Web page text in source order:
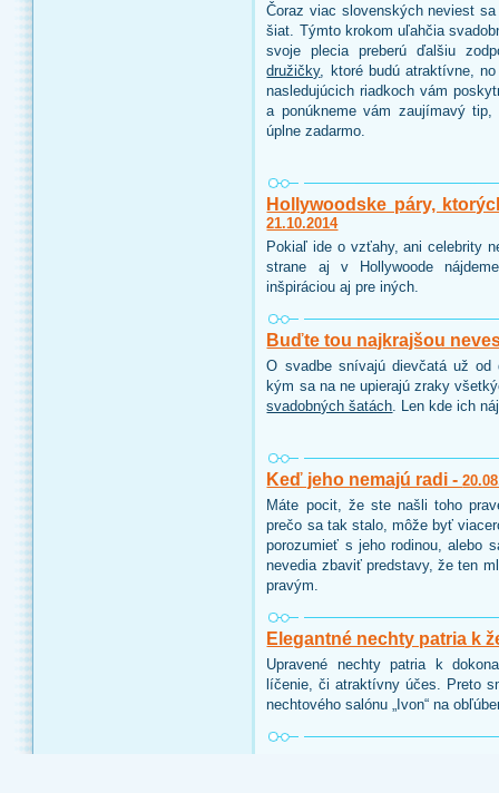
Čoraz viac slovenských neviest
šiat. Týmto krokom uľahčia
svoje plecia preberú ďalšiu
družičky, ktoré budú atraktívne,
nasledujúcich riadkoch vám
a ponúkneme vám zaujímavý
úplne zadarmo.
Hollywoodske páry,
21.10.2014
Pokiaľ ide o vzťahy, ani celebrity
strane aj v Hollywoode
inšpiráciou aj pre iných.
Buďte tou najkrajšou
O svadbe snívajú dievčatá už
kým sa na ne upierajú zraky
svadobných šatách. Len kde ich
Keď jeho nemajú radi -
Máte pocit, že ste našli toho
prečo sa tak stalo, môže byť
porozumieť s jeho rodinou, alebo
nevedia zbaviť predstavy, že ten
pravým.
Elegantné nechty patria k
Upravené nechty patria k
líčenie, či atraktívny účes. Preto
nechtového salónu „Ivon“ na